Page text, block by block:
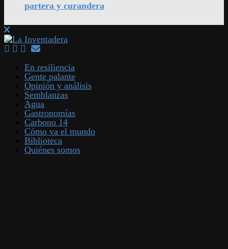
partera y curandera
En resiliencia
Gente palante
Opinión y análisis
Semblanzas
Agua
Gastronomías
Carbono 14
Cómo va el mundo
Biblioteca
Quiénes somos